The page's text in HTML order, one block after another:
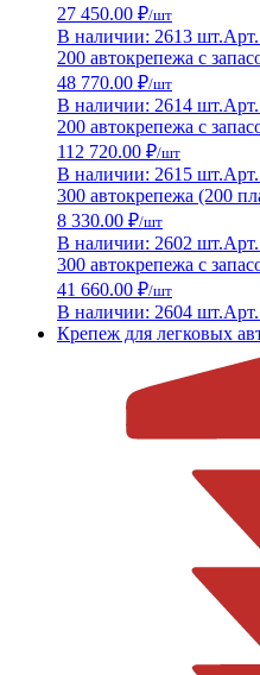
27 450.00 ₽/шт
В наличии: 2613 шт.
200 автокрепежа с
48 770.00 ₽/шт
В наличии: 2614 шт.
200 автокрепежа с
112 720.00 ₽/шт
В наличии: 2615 шт.
300 автокрепежа (200
8 330.00 ₽/шт
В наличии: 2602 шт.
300 автокрепежа с
41 660.00 ₽/шт
В наличии: 2604 шт.Арт.
Крепеж для легковых